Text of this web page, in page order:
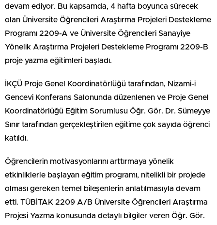
devam ediyor. Bu kapsamda, 4 hafta boyunca sürecek
olan Üniversite Öğrencileri Araştırma Projeleri Destekleme
Programı 2209-A ve Üniversite Öğrencileri Sanayiye
Yönelik Araştırma Projeleri Destekleme Programı 2209-B
proje yazma eğitimleri başladı.
İKÇÜ Proje Genel Koordinatörlüğü tarafından, Nizami-i
Gencevi Konferans Salonunda düzenlenen ve Proje Genel
Koordinatörlüğü Eğitim Sorumlusu Öğr. Gör. Dr. Sümeyye
Sınır tarafından gerçekleştirilen eğitime çok sayıda öğrenci
katıldı.
Öğrencilerin motivasyonlarını arttırmaya yönelik
etkinliklerle başlayan eğitim programı, nitelikli bir projede
olması gereken temel bileşenlerin anlatılmasıyla devam
etti. TÜBİTAK 2209 A/B Üniversite Öğrencileri Araştırma
Projesi Yazma konusunda detaylı bilgiler veren Öğr. Gör.